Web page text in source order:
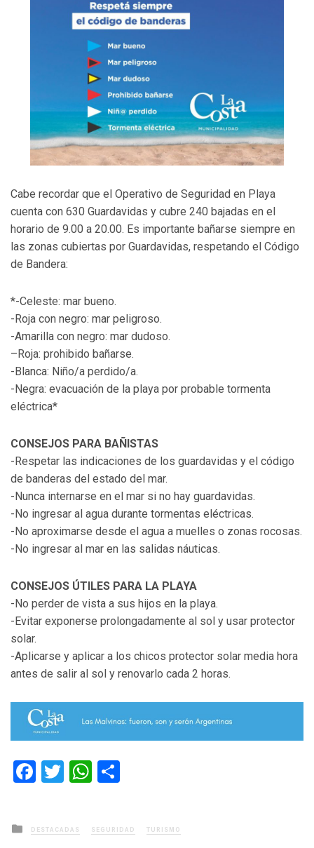
Cabe recordar que el Operativo de Seguridad en Playa
cuenta con 630 Guardavidas y cubre 240 bajadas en el
horario de 9.00 a 20.00. Es importante bañarse siempre en
las zonas cubiertas por Guardavidas, respetando el Código
de Bandera:
*-Celeste: mar bueno.
-Roja con negro: mar peligroso.
-Amarilla con negro: mar dudoso.
–Roja: prohibido bañarse.
-Blanca: Niño/a perdido/a.
-Negra: evacuación de la playa por probable tormenta
eléctrica*
CONSEJOS PARA BAÑISTAS
-Respetar las indicaciones de los guardavidas y el código
de banderas del estado del mar.
-Nunca internarse en el mar si no hay guardavidas.
-No ingresar al agua durante tormentas eléctricas.
-No aproximarse desde el agua a muelles o zonas rocosas.
-No ingresar al mar en las salidas náuticas.
CONSEJOS ÚTILES PARA LA PLAYA
-No perder de vista a sus hijos en la playa.
-Evitar exponerse prolongadamente al sol y usar protector
solar.
-Aplicarse y aplicar a los chicos protector solar media hora
antes de salir al sol y renovarlo cada 2 horas.
Facebook
TwitterWhatsApp
Posted
in
DESTACADAS SEGURIDAD TURISMO